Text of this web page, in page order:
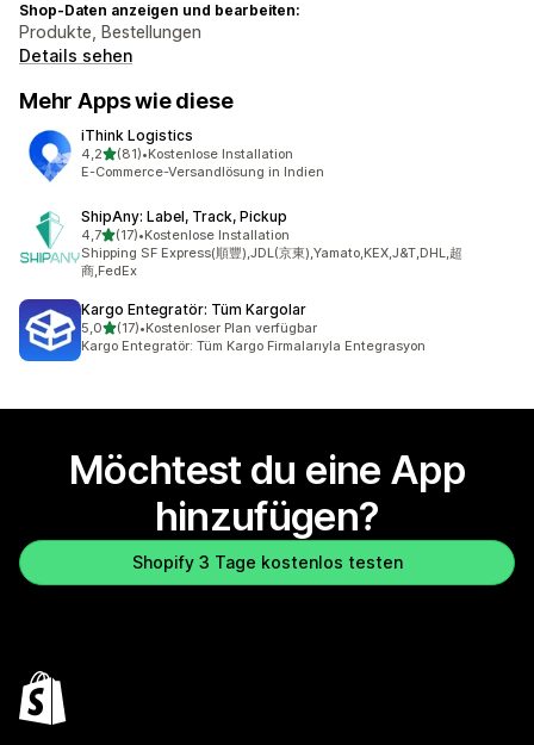
Shop-Daten anzeigen und bearbeiten:
Produkte, Bestellungen
Details sehen
Mehr Apps wie diese
iThink Logistics
4,2von 5 Sternen
(81)
81 Rezensionen insgesamt
•Kostenlose Installation
E-Commerce-Versandlösung in Indien
ShipAny: Label, Track, Pickup
4,7von 5 Sternen
(17)
17 Rezensionen insgesamt
•Kostenlose Installation
Shipping SF Express(順豐),JDL(京東),Yamato,KEX,J&T,DHL,超
商,FedEx
Kargo Entegratör: Tüm Kargolar
5,0von 5 Sternen
(17)
17 Rezensionen insgesamt
•Kostenloser Plan verfügbar
Kargo Entegratör: Tüm Kargo Firmalarıyla Entegrasyon
Möchtest du eine App
hinzufügen?
Shopify 3 Tage kostenlos testen